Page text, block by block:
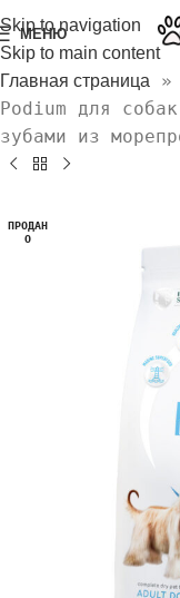
Skip to navigation
Skip to main content
МЕНЮ
Главная страница »
Podium для
зубами из
ПРОДАН
О